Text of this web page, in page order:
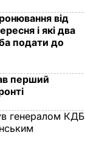
від
і які два
подати до
перший
генералом